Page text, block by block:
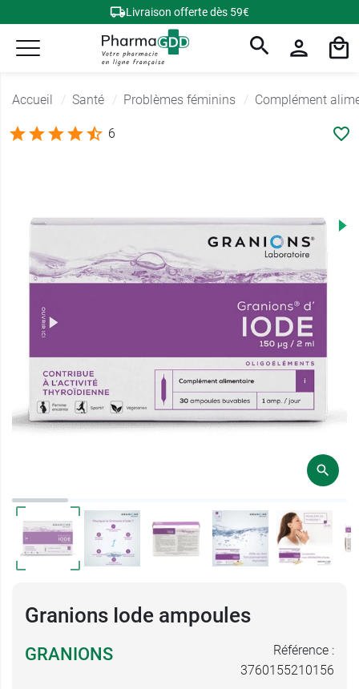
Livraison offerte dès 59€
Accueil Santé Problèmes féminins Complément
6
Granions Iode ampoules
GRANIONS
Référence :
3760155210156